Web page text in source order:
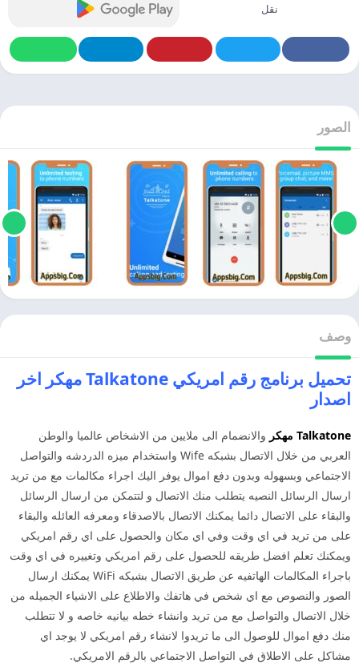
نقل
الصور
وصف
تحميل برنامج رقم امريكي Talkatone مهكر اخر
اصدار
Talkatone مهكر والانضمام الى ملايين من الاشخاص عالميا والوطن
العربي من خلال الاتصال بشبكه Wife واستخدام ميزه الدردشه والتواصل
الاجتماعي وبسهوله وبدون دفع اموال يوفر اليك اجراء مكالمات مع من تريد
ارسال الرسائل النصيه يتطلب منك الاتصال و لتتمكن من ارسال الرسائل
والبقاء على الاتصال دائما يمكنك الاتصال بالاصدقاء ومعرفه العائله والبقاء
على من تريد في اي وقت وفي اي مكان والحصول على اي رقم امريكي
ويمكنك تعلم افضل طريقه للحصول على رقم امريكي وتغييره في اي وقت
باجراء المكالمات الهاتفيه عن طريق الاتصال بشبكه WiFi يمكنك ارسال
الصور والنصوص مع اي شخص في هاتفك والاطلاع على الاشياء الجميله من
خلال الاتصال والتواصل مع من تريد وانشاء خطه بيانيه خاصه و لا تتطلب
منك دفع اموال للوصول الى ما تريدوا لانشاء رقم امريكي لا يوجد اي
مشاكل على الاطلاق في التواصل الاجتماعي بالرقم الامريكي.